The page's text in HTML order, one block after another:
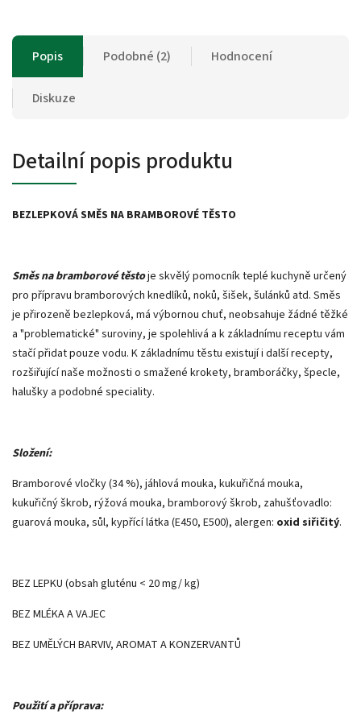
Popis Podobné (2) Hodnocení
Diskuze
Detailní popis produktu
BEZLEPKOVÁ SMĚS NA BRAMBOROVÉ TĚSTO
Směs na bramborové těstoje skvělý pomocník teplé kuchyně určený
pro přípravu bramborových knedlíků, noků, šišek, šulánků atd. Směs
je přirozeně bezlepková, má výbornou chuť, neobsahuje žádné těžké
a "problematické" suroviny, je spolehlivá a k základnímu receptu vám
stačí přidat pouze vodu. K základnímu těstu existují i další recepty,
rozšiřující naše možnosti o smažené krokety, bramboráčky, špecle,
halušky a podobné speciality.
Složení:
Bramborové vločky (34 %), jáhlová mouka, kukuřičná mouka,
kukuřičný škrob, rýžová mouka, bramborový škrob, zahušťovadlo:
guarová mouka, sůl, kypřící látka (E450, E500), alergen: oxid siřičitý.
BEZ LEPKU (obsah gluténu < 20 mg/ kg)
BEZ MLÉKA A VAJEC
BEZ UMĚLÝCH BARVIV, AROMAT A KONZERVANTŮ
Použití a příprava: